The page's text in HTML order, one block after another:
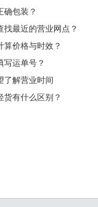
确包装？
找最近的营业网点？
算价格与时效？
写运单号？
了解营业时间
货有什么区别？